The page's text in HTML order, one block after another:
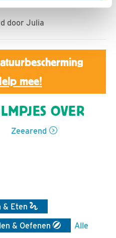
door Julia
mee!
OVER
Zeearend
& Eten
& Oefenen
Alle